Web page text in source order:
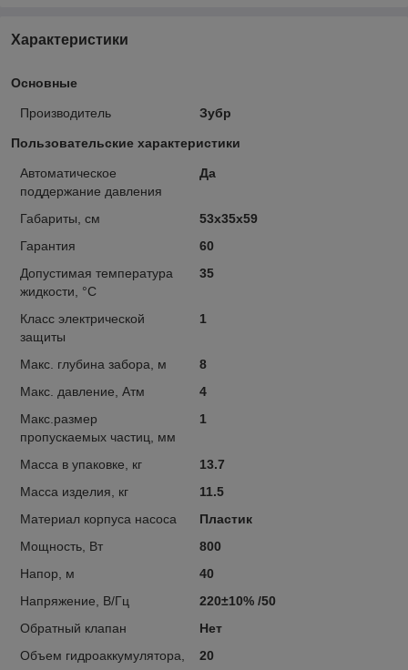
Характеристики
Основные
Производитель Зубр
Пользовательские характеристики
Автоматическое
поддержание давления
Да
Габариты, см
53x35x59
Гарантия
60
Допустимая температура
жидкости, °C
35
Класс электрической
защиты
1
Макс. глубина забора, м
8
Макс. давление, Атм
4
Макс.размер
пропускаемых частиц, мм
1
Масса в упаковке, кг
13.7
Масса изделия, кг
11.5
Материал корпуса насоса
Пластик
Мощность, Вт
800
Напор, м
40
Напряжение, В/Гц
220±10% /50
Обратный клапан
Нет
Объем гидроаккумулятора,
20